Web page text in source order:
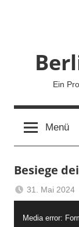
Ein
Menü
Besiege
31. Mai 2024
Media error: